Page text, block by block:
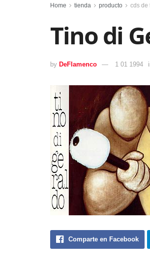
Home tienda producto cds de
Tino di
by DeFlamenco 1 01 1994
Comparte en Facebook